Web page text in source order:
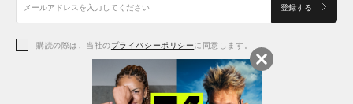
アクセサリー
シューズ
登録する
購読の際は、当社のプライバシーポリシーに同意します。